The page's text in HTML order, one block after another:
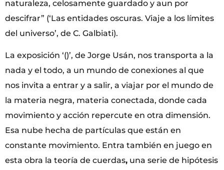
naturaleza, celosamente guardado y aun por
descifrar” (‘Las entidades oscuras. Viaje a los límites
del universo’, de C. Galbiati).
La exposición ‘()’, de Jorge Usán, nos transporta a la
nada y el todo, a un mundo de conexiones al que
nos invita a entrar y a salir, a viajar por el mundo de
la materia negra, materia conectada, donde cada
movimiento y acción repercute en otra dimensión.
Esa nube hecha de partículas que están en
constante movimiento. Entra también en juego en
esta obra la teoría de cuerdas, una serie de hipótesis